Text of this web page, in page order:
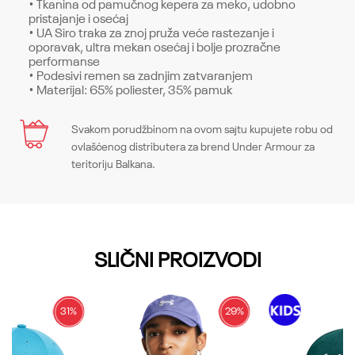
pristajanje i osećaj
• UA Siro traka za znoj pruža veće rastezanje i
oporavak, ultra mekan osećaj i bolje prozračne
performanse
• Podesivi remen sa zadnjim zatvaranjem
• Materijal: 65% poliester, 35% pamuk
Naziv
YOUTH PROJECT ROCK ADJ
Blue Mirage / Black
65% poliester, 35% pamuk
Zemlja porekla
Kina
Karakteristika
Sastav
Naziv
Boja
Sastav
65% poliester, 35% pamuk
Zemlja porekla
Ime/Nadimak
Svakom porudžbinom na ovom sajtu kupujete robu od
ovlašćenog distributera za brend Under Armour za
teritoriju Balkana.
SLIČNI PROIZVODI
31% 29%